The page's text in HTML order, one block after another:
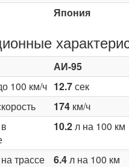
Япония
АИ-95
100 км/ч 12.7сек
174 км/ч
10.2л на 100 км
трассе 6.4л на 100 км